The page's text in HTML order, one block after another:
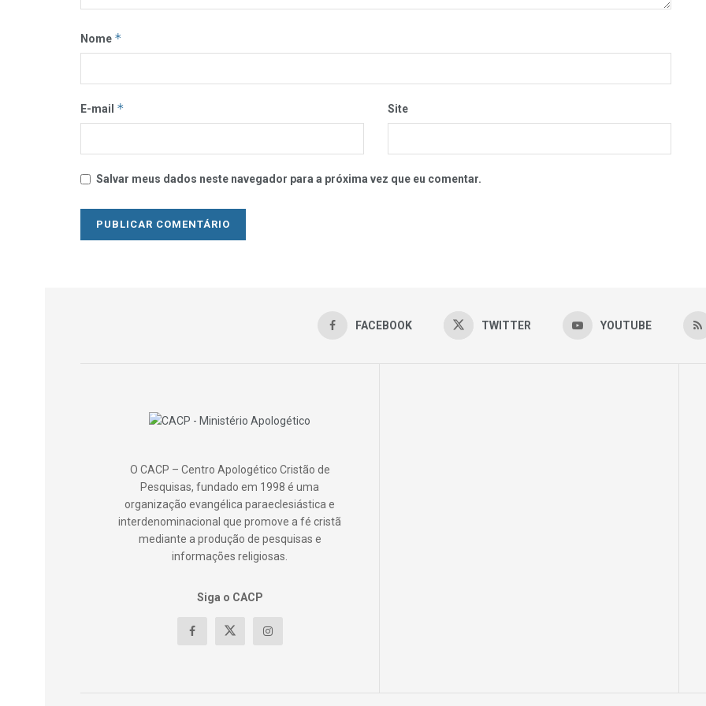
Nome *
E-mail * Site
Salvar meus dados neste navegador para a próxima vez que eu comentar.
FACEBOOK TWITTER YOUTUBE
O CACP – Centro Apologético Cristão de
Pesquisas, fundado em 1998 é uma
organização evangélica paraeclesiástica e
interdenominacional que promove a fé cristã
mediante a produção de pesquisas e
informações religiosas.
Siga o CACP